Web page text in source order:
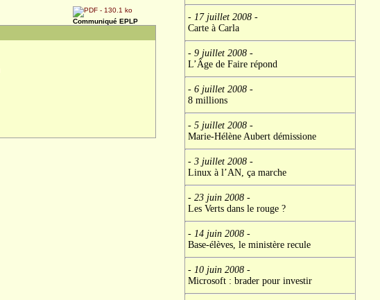
Communiqué EPLP - 17 juillet 2008-
Carte à Carla
- 9 juillet 2008-
L’Âge de Faire répond
- 6 juillet 2008-
8 millions
- 5 juillet 2008-
Marie-Hélène Aubert démissione
- 3 juillet 2008-
Linux à l’AN, ça marche
- 23 juin 2008-
Les Verts dans le rouge ?
- 14 juin 2008-
Base-élèves, le ministère recule
- 10 juin 2008-
Microsoft : brader pour investir